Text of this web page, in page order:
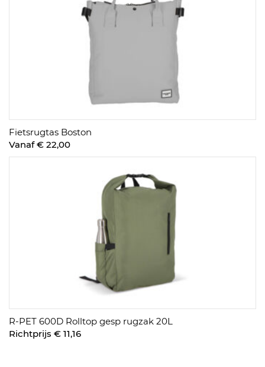
Fietsrugtas Boston
Vanaf € 22,00
R-PET 600D Rolltop gesp rugzak 20L
Richtprijs € 11,16